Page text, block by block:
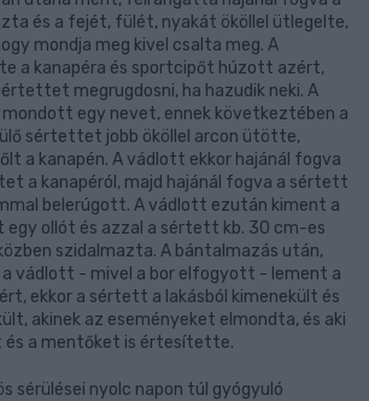
és a fejét, fülét, nyakát ököllel ütlegelte,
mondja meg kivel csalta meg. A
a kanapéra és sportcipőt húzott azért,
megrugdosni, ha hazudik neki. A
egy nevet, ennek következtében a
sértettet jobb ököllel arcon ütötte,
a kanapén. A vádlott ekkor hajánál fogva
a kanapéról, majd hajánál fogva a sértett
belerúgott. A vádlott ezután kiment a
egy ollót és azzal a sértett kb. 30 cm-es
szidalmazta. A bántalmazás után,
a vádlott - mivel a bor elfogyott - lement a
ekkor a sértett a lakásból kimenekült és
akinek az eseményeket elmondta, és aki
és a mentőket is értesítette.
sérülései nyolc napon túl gyógyuló